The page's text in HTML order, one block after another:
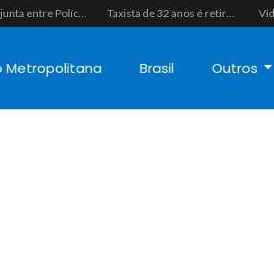
Ação conjunta entre Polícias Civil e Militar resulta na apreensão de drogas, munições e colete tático em São Gonçalo do Amarante Taxista de 32 anos é retirado de casa à força e executado a tiros na calçada em Macaíba
Metropolitana Brasil Outros